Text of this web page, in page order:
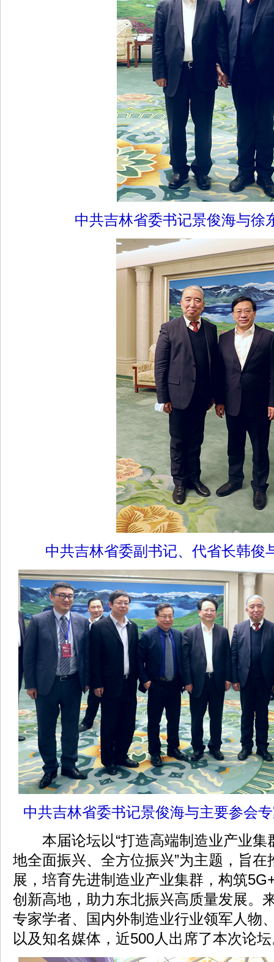
中共吉林省委书记景俊海与徐
中共吉林省委副书记、代省长韩俊
中共吉林省委书记景俊海与主要参会
本届论坛以“打造高端制造业产业集
地全面振兴、全方位振兴”为主题，旨
展，培育先进制造业产业集群，构筑
创新高地，助力东北振兴高质量发展。
专家学者、国内外制造业行业领军人物
以及知名媒体，近500人出席了本次论